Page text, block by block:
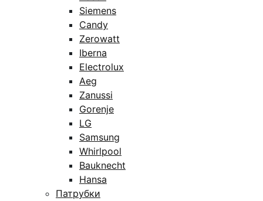
Siemens
Candy
Zerowatt
Iberna
Electrolux
Aeg
Zanussi
Gorenje
LG
Samsung
Whirlpool
Bauknecht
Hansa
Патрубки